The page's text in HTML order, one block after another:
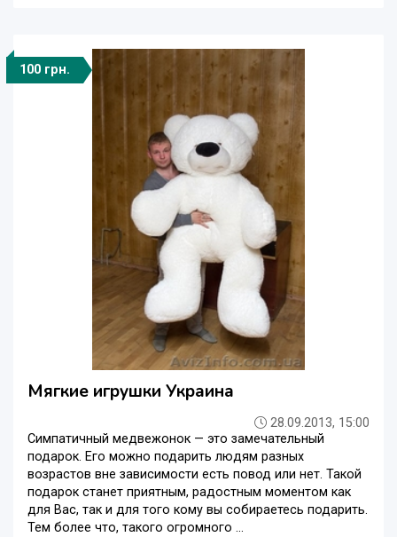
100 грн.
Мягкие игрушки Украина
28.09.2013, 15:00
Симпатичный медвежонок — это замечательный
подарок. Его можно подарить людям разных
возрастов вне зависимости есть повод или нет. Такой
подарок станет приятным, радостным моментом как
для Вас, так и для того кому вы собираетесь подарить.
Тем более что, такого огромного ...